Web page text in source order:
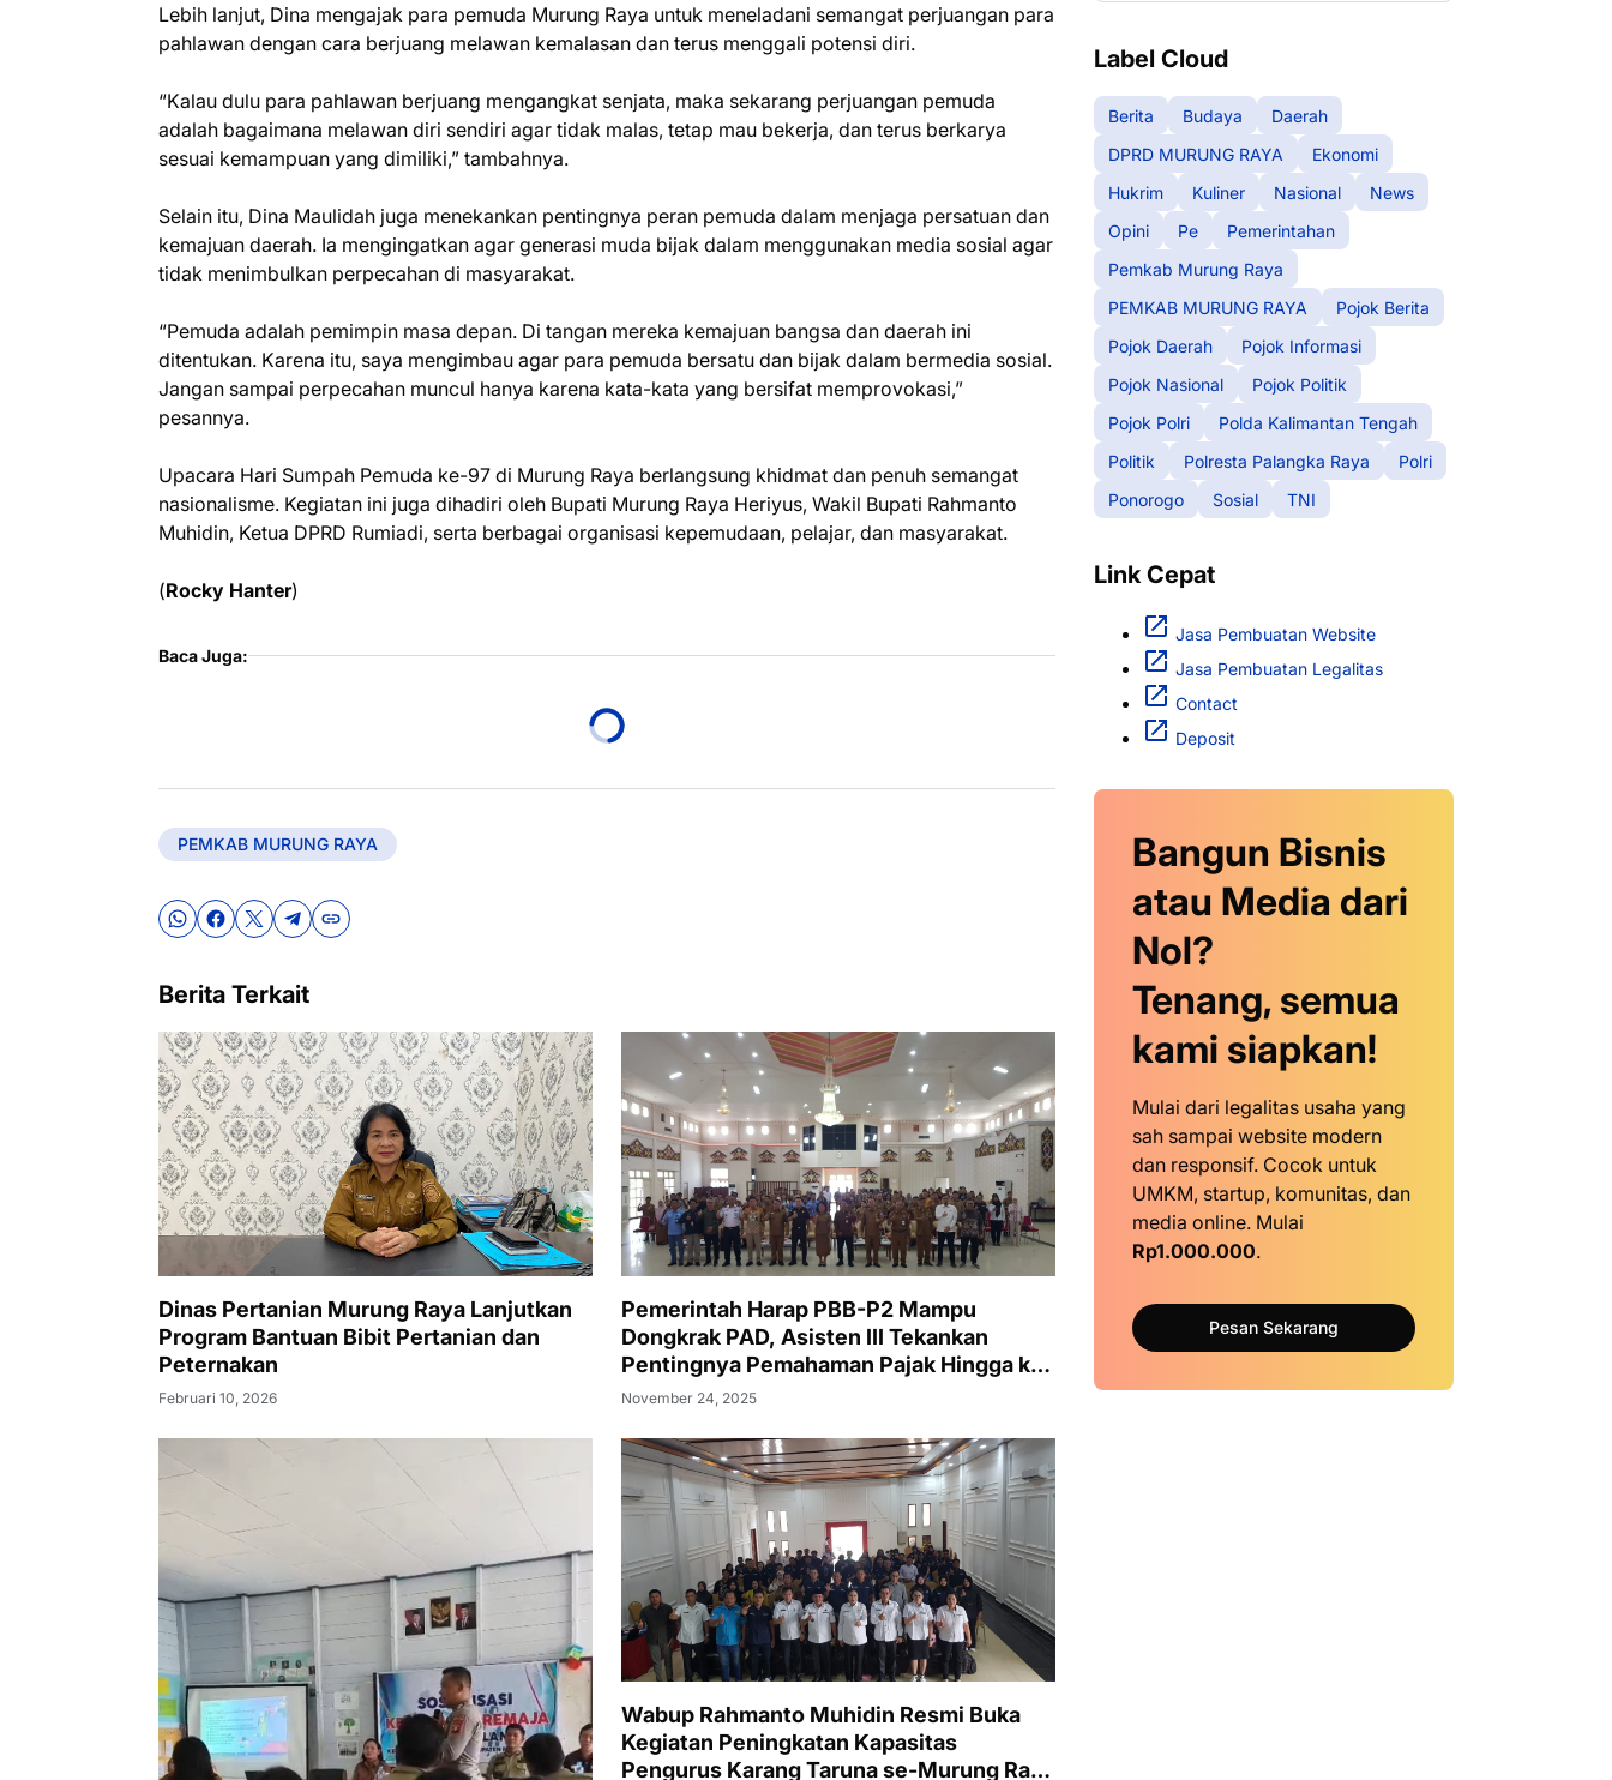
Lebih lanjut, Dina mengajak para pemuda Murung Raya untuk meneladani semangat perjuangan para
pahlawan dengan cara berjuang melawan kemalasan dan terus menggali potensi diri.
“Kalau dulu para pahlawan berjuang mengangkat senjata, maka sekarang perjuangan pemuda
adalah bagaimana melawan diri sendiri agar tidak malas, tetap mau bekerja, dan terus berkarya
sesuai kemampuan yang dimiliki,” tambahnya.
Selain itu, Dina Maulidah juga menekankan pentingnya peran pemuda dalam menjaga persatuan dan
kemajuan daerah. Ia mengingatkan agar generasi muda bijak dalam menggunakan media sosial agar
tidak menimbulkan perpecahan di masyarakat.
“Pemuda adalah pemimpin masa depan. Di tangan mereka kemajuan bangsa dan daerah ini
ditentukan. Karena itu, saya mengimbau agar para pemuda bersatu dan bijak dalam bermedia sosial.
Jangan sampai perpecahan muncul hanya karena kata-kata yang bersifat memprovokasi,”
pesannya.
Upacara Hari Sumpah Pemuda ke-97 di Murung Raya berlangsung khidmat dan penuh semangat
nasionalisme. Kegiatan ini juga dihadiri oleh Bupati Murung Raya Heriyus, Wakil Bupati Rahmanto
Muhidin, Ketua DPRD Rumiadi, serta berbagai organisasi kepemudaan, pelajar, dan masyarakat.
(Rocky Hanter)
Baca Juga:
PEMKAB MURUNG RAYA
Berita Terkait
Dinas Pertanian Murung Raya Lanjutkan
Program Bantuan Bibit Pertanian dan
Peternakan
Februari 10, 2026
Pemerintah Harap PBB-P2 Mampu
Dongkrak PAD, Asisten III Tekankan
Pentingnya Pemahaman Pajak Hingga ke
Tingkat Desa
November 24, 2025
Wabup Rahmanto Muhidin Resmi Buka
Kegiatan Peningkatan Kapasitas
Pengurus Karang Taruna se-Murung Raya
Label Cloud
Berita Budaya
Daerah
DPRD MURUNG RAYA
Ekonomi
Hukrim
Kuliner Nasional
News
Opini
Pe
Pemerintahan
Pemkab Murung Raya
PEMKAB MURUNG RAYA
Pojok Berita
Pojok Daerah
Pojok Informasi
Pojok Nasional
Pojok Politik
Pojok Polri
Polda Kalimantan Tengah
Politik
Polresta Palangka Raya
Polri
Ponorogo
Sosial TNI
Link Cepat
Jasa Pembuatan Website
Jasa Pembuatan Legalitas
Contact
Deposit
Bangun Bisnis
atau Media dari
Nol?
Tenang, semua
kami siapkan!
Mulai dari legalitas usaha yang
sah sampai website modern
dan responsif. Cocok untuk
UMKM, startup, komunitas, dan
media online. Mulai
Rp1.000.000.
Pesan Sekarang